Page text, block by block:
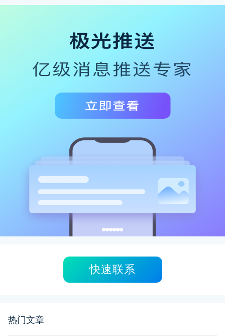
快速联系
热门文章